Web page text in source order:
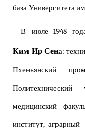
база Университета
В июле 1948
Ким Ир Сена:
Пхеньянский
медицинский
институт, аграрный